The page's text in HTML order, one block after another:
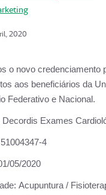
2020
o novo credenciamento
aos beneficiários da
Federativo e Nacional.
Decordis Exames
51004347-4
05/2020
Acupuntura /